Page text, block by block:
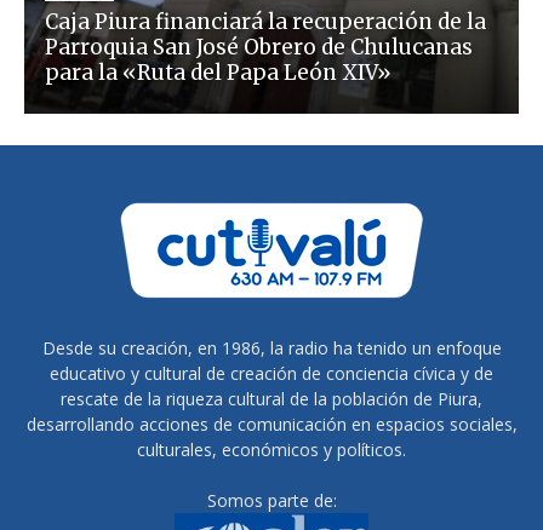
Caja Piura financiará la recuperación de la
Parroquia San José Obrero de Chulucanas
para la «Ruta del Papa León XIV»
Desde su creación, en 1986, la radio ha tenido un enfoque
educativo y cultural de creación de conciencia cívica y de
rescate de la riqueza cultural de la población de Piura,
desarrollando acciones de comunicación en espacios sociales,
culturales, económicos y políticos.
Somos parte de: